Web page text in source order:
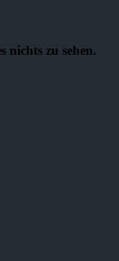
nichts zu sehen.